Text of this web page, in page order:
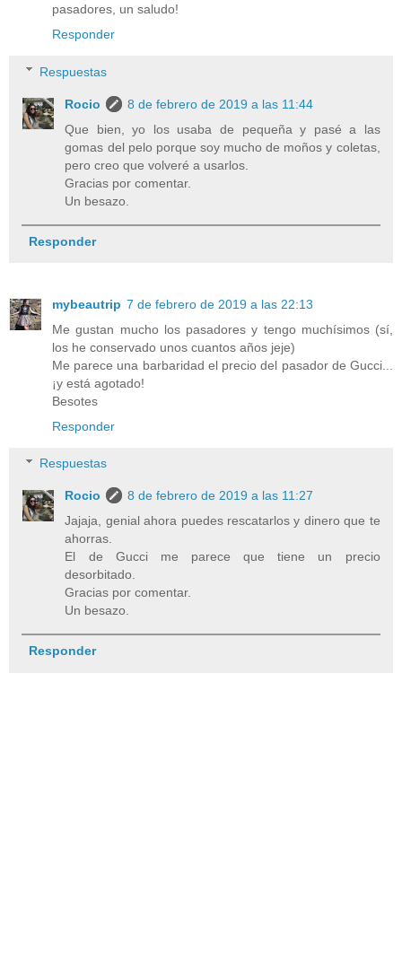
pasadores, un saludo!
Responder
Respuestas
Rocio
8 de febrero de 2019 a las 11:44
Que bien, yo los usaba de pequeña y pasé a las
gomas del pelo porque soy mucho de moños y coletas,
pero creo que volveré a usarlos.
Gracias por comentar.
Un besazo.
Responder
mybeautrip 7 de febrero de 2019 a las 22:13
Me gustan mucho los pasadores y tengo muchísimos (sí,
los he conservado unos cuantos años jeje)
Me parece una barbaridad el precio del pasador de Gucci...
¡y está agotado!
Besotes
Responder
Respuestas
Rocio
8 de febrero de 2019 a las 11:27
Jajaja, genial ahora puedes rescatarlos y dinero que te
ahorras.
El de Gucci me parece que tiene un precio
desorbitado.
Gracias por comentar.
Un besazo.
Responder